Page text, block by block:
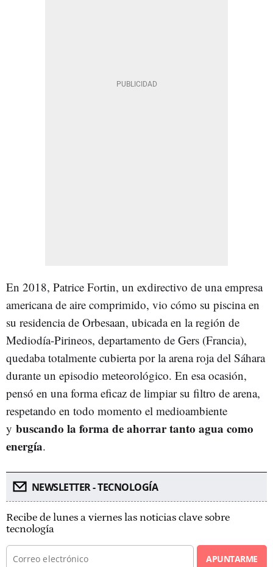
En 2018, Patrice Fortin, un exdirectivo de una empresa
americana de aire comprimido, vio cómo su piscina en
su residencia de Orbesaan, ubicada en la región de
Mediodía-Pirineos, departamento de Gers (Francia),
quedaba totalmente cubierta por la arena roja del Sáhara
durante un episodio meteorológico. En esa ocasión,
pensó en una forma eficaz de limpiar su filtro de arena,
respetando en todo momento el medioambiente
y buscando la forma de ahorrar tanto agua como
energía.
NEWSLETTER - TECNOLOGÍA
Recibe de lunes a viernes las noticias clave sobre
tecnología
APUNTARME